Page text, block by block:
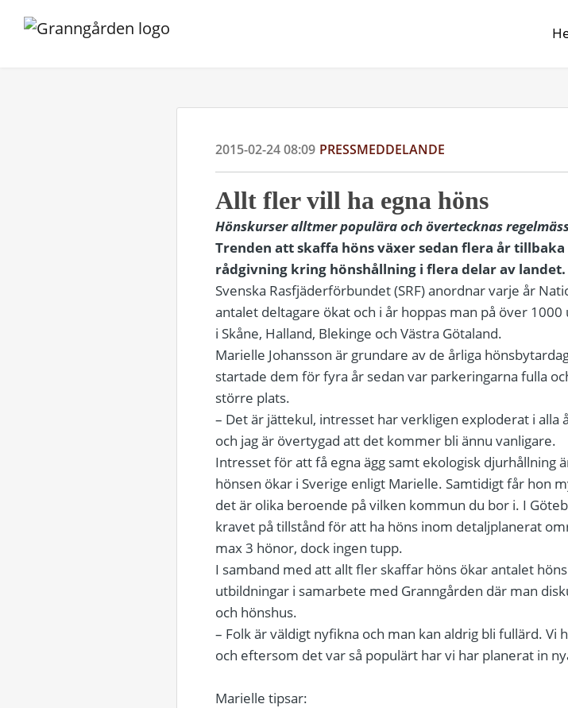
2015-02-24 08:09 PRESSMEDDELANDE
Allt fler vill ha egna höns
Hönskurser alltmer populära och övertecknas
Trenden att skaffa höns växer sedan flera år
rådgivning kring hönshållning i flera delar av landet.
Svenska Rasfjäderförbundet (SRF) anordnar varje år
antalet deltagare ökat och i år hoppas man på över
i Skåne, Halland, Blekinge och Västra Götaland.
Marielle Johansson är grundare av de årliga
startade dem för fyra år sedan var parkeringarna fulla
större plats.
– Det är jättekul, intresset har verkligen exploderat i alla
och jag är övertygad att det kommer bli ännu vanligare.
Intresset för att få egna ägg samt ekologisk djurhållning
hönsen ökar i Sverige enligt Marielle. Samtidigt får hon
det är olika beroende på vilken kommun du bor i. I
kravet på tillstånd för att ha höns inom detaljplanerat
max 3 hönor, dock ingen tupp.
I samband med att allt fler skaffar höns ökar antalet
utbildningar i samarbete med Granngården där man
och hönshus.
– Folk är väldigt nyfikna och man kan aldrig bli fullärd.
och eftersom det var så populärt har vi har planerat in
Marielle tipsar: